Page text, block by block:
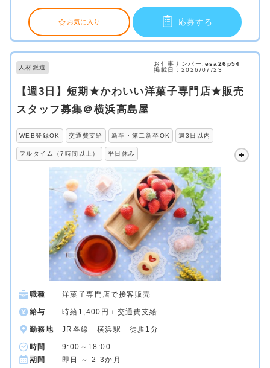
お気に入り 応募する
人材派遣
お仕事ナンバー. esa26p54
掲載日：2026/07/23
【週3日】短期★かわいい洋菓子専門店★販売
スタッフ募集＠横浜高島屋
WEB登録OK 交通費支給 新卒・第二新卒OK 週3日以内
フルタイム（7時間以上） 平日休み
職種 洋菓子専門店で接客販売
給与 時給1,400円＋交通費支給
勤務地 JR各線 横浜駅 徒歩1分
時間
9:00～18:00
期間
即日 ～ 2-3か月